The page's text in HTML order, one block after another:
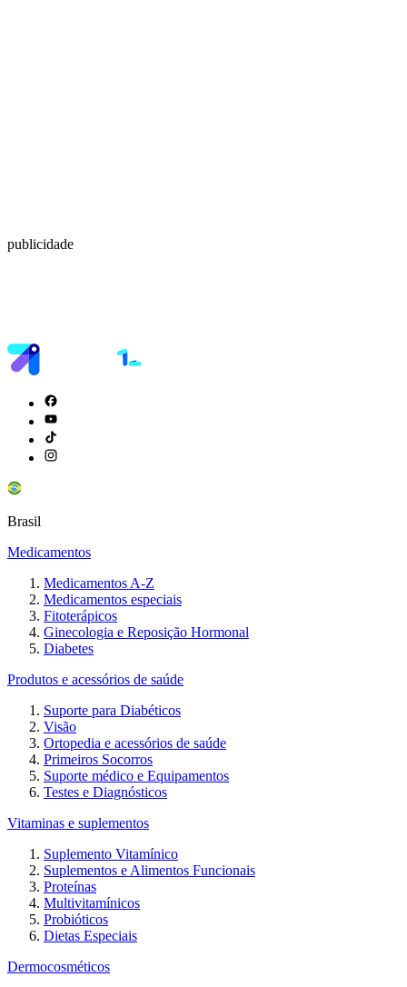
publicidade
Brasil
Medicamentos
Medicamentos A-Z
Medicamentos especiais
Fitoterápicos
Ginecologia e Reposição Hormonal
Diabetes
Produtos e acessórios de saúde
Suporte para Diabéticos
Visão
Ortopedia e acessórios de saúde
Primeiros Socorros
Suporte médico e Equipamentos
Testes e Diagnósticos
Vitaminas e suplementos
Suplemento Vitamínico
Suplementos e Alimentos Funcionais
Proteínas
Multivitamínicos
Probióticos
Dietas Especiais
Dermocosméticos